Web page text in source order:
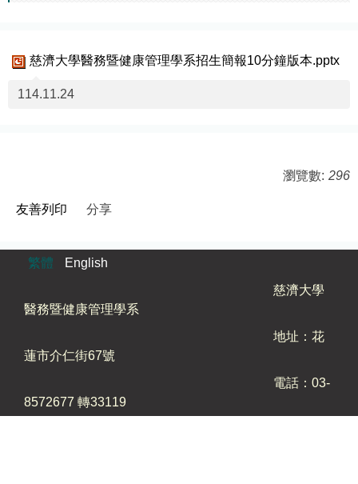
慈濟大學醫務暨健康管理學系招生簡報10分鐘版本.pptx
114.11.24
瀏覽數: 296
友善列印 分享
繁體
English
慈濟大學
醫務暨健康管理學系
地址：花
蓮市介仁街67號
電話：03-
8572677 轉33119